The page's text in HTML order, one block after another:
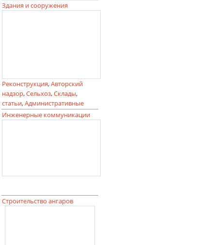
Здания и сооружения
Реконструкция,Авторский
надзор,Сельхоз,Склады,
статьи,Административные
Инженерные коммуникации
Строительство ангаров